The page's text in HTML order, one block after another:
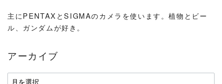
主にPENTAXとSIGMAのカメラを使います。植物とビー
ル、ガンダムが好き。
アーカイブ
ア